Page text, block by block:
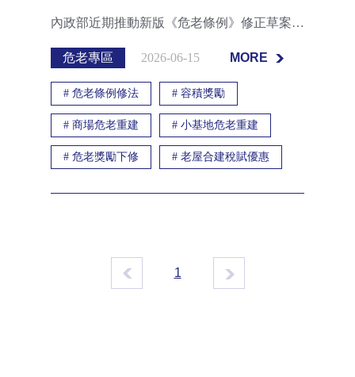
內政部近期推動新版《危老條例》修正草案，針對過往實務上出現的「紙片屋」、小基地重建，以及飯店、商辦、百貨商場、銀行等非住宅類建築申請危老重建的爭議，提出新的容積獎勵調整方向。
危老專區 2026-06-15 MORE
# 危老條例修法 # 容積獎勵
# 商場危老重建 # 小基地危老重建
# 危老獎勵下修 # 老屋合建稅賦優惠
1